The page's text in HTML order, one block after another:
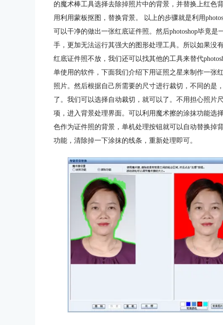
的魔术棒工具选择去除掉照片中的背景，并替换上红色
用利用蒙板抠图，替换背景。 以上的步骤就是利用
可以干净的做出一张红底证件照。然后photoshop毕竟
手，更加无法运行其强大的图形处理工具。所以如果没
红底证件照不放，我们还可以找其他的工具来替代
单使用的软件，下面我们介绍下用证照之星来制作一张
照片。然后根据自己所需要的尺寸进行裁切，不同的是
了。我们可以选择自动裁切，就可以了。不用担心照片
项，进入背景处理界面。可以利用魔术擦的涂抹功能选
色作为证件照的背景，单机处理按钮就可以自动替换掉
功能，清除掉一下涂抹的线条，重新处理即可。